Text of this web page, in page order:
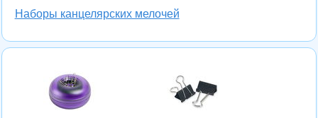
Наборы канцелярских мелочей